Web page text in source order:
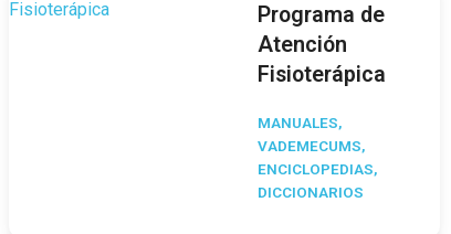
Programa de
Atención
Fisioterápica
MANUALES,
VADEMECUMS,
ENCICLOPEDIAS,
DICCIONARIOS